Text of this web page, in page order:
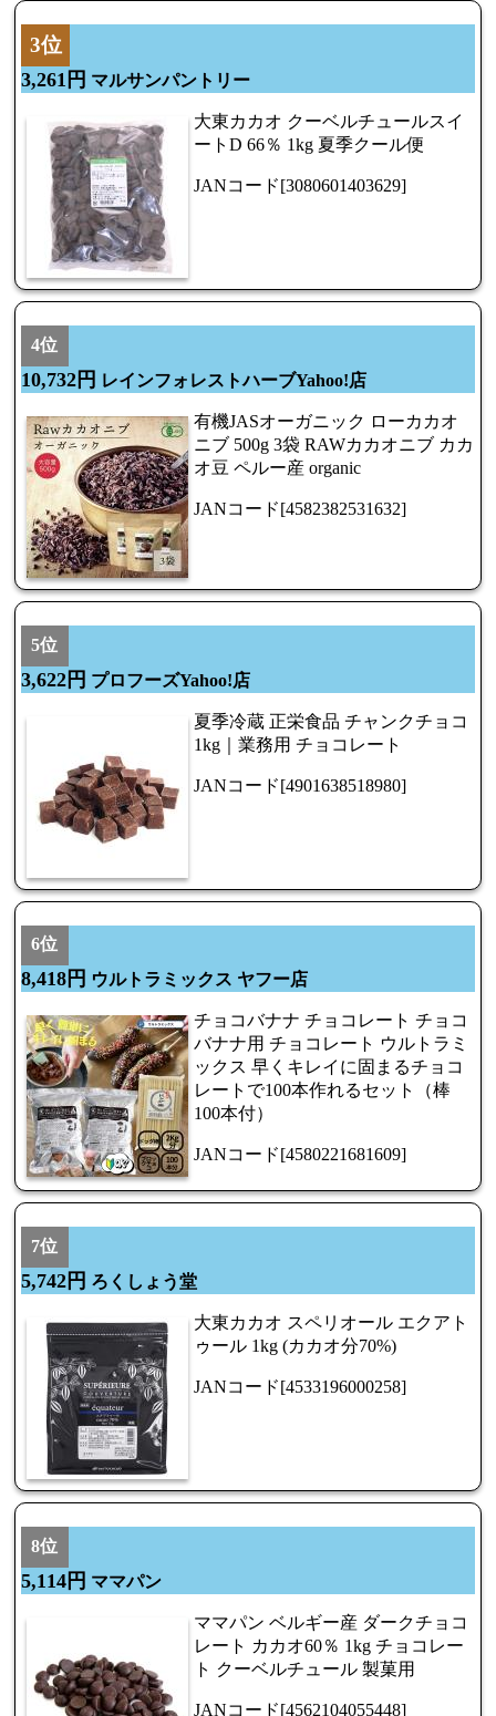
3位
3,261円 マルサンパントリー
大東カカオ クーベルチュールスイ
ートD 66％ 1kg 夏季クール便
JANコード[3080601403629]
4位
10,732円 レインフォレストハーブYahoo!店
有機JASオーガニック ローカカオ
ニブ 500g 3袋 RAWカカオニブ カカ
オ豆 ペルー産 organic
JANコード[4582382531632]
5位
3,622円 プロフーズYahoo!店
夏季冷蔵 正栄食品 チャンクチョコ
1kg｜業務用 チョコレート
JANコード[4901638518980]
6位
8,418円 ウルトラミックス ヤフー店
チョコバナナ チョコレート チョコ
バナナ用 チョコレート ウルトラミ
ックス 早くキレイに固まるチョコ
レートで100本作れるセット（棒
100本付）
JANコード[4580221681609]
7位
5,742円 ろくしょう堂
大東カカオ スペリオール エクアト
ゥール 1kg (カカオ分70%)
JANコード[4533196000258]
8位
5,114円 ママパン
ママパン ベルギー産 ダークチョコ
レート カカオ60％ 1kg チョコレー
ト クーベルチュール 製菓用
JANコード[4562104055448]